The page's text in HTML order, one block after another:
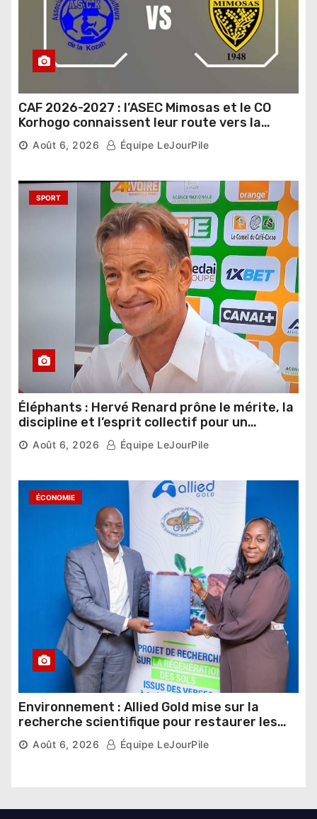
CAF 2026-2027 : l’ASEC Mimosas et le CO
Korhogo connaissent leur route vers la
phase de groupes
Août 6, 2026 Équipe LeJourPile
SPORT
Éléphants : Hervé Renard prône le mérite, la
discipline et l’esprit collectif pour un
nouveau départ
Août 6, 2026 Équipe LeJourPile
ÉCONOMIE
Environnement : Allied Gold mise sur la
recherche scientifique pour restaurer les
sols de ses sites miniers
Août 6, 2026 Équipe LeJourPile